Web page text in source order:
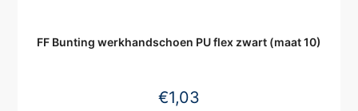
FF Bunting werkhandschoen PU flex zwart (maat 10)
€1,03